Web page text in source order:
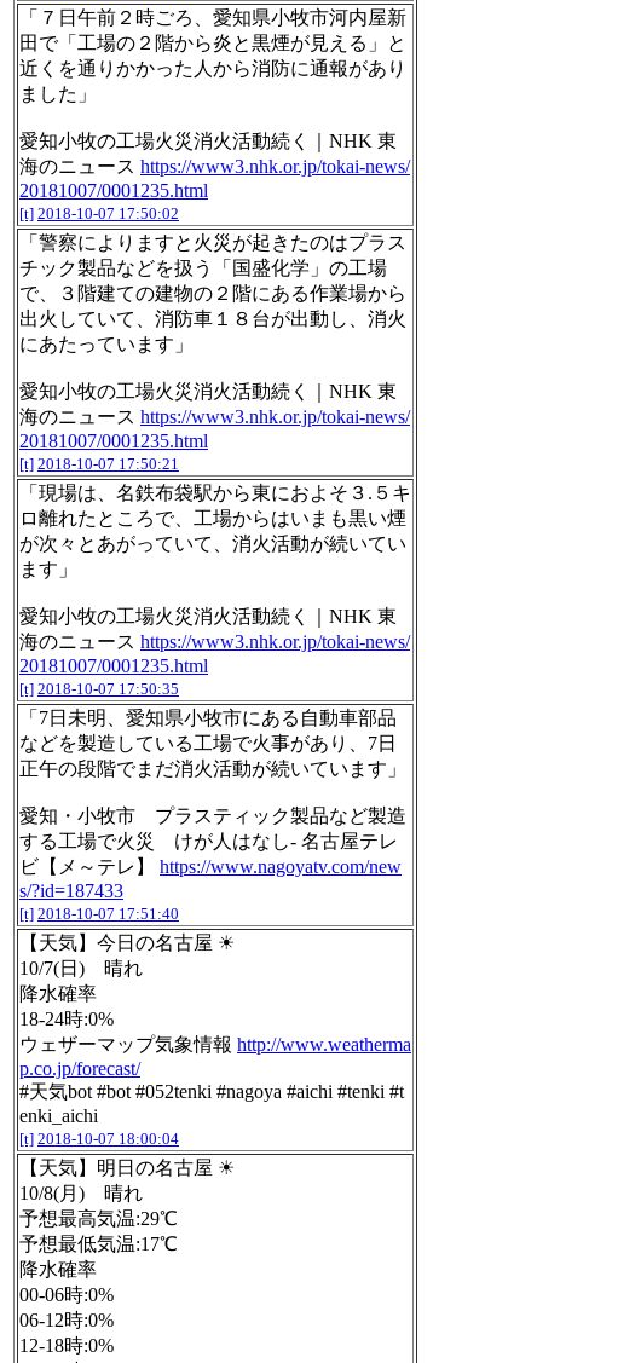
「７日午前２時ごろ、愛知県小牧市河内屋新
田で「工場の２階から炎と黒煙が見える」と
近くを通りかかった人から消防に通報があり
ました」
愛知小牧の工場火災消火活動続く｜NHK 東
海のニュース https://www3.nhk.or.jp/tokai-news/
20181007/0001235.html
[t] 2018-10-07 17:50:02
「警察によりますと火災が起きたのはプラス
チック製品などを扱う「国盛化学」の工場
で、３階建ての建物の２階にある作業場から
出火していて、消防車１８台が出動し、消火
にあたっています」
愛知小牧の工場火災消火活動続く｜NHK 東
海のニュース https://www3.nhk.or.jp/tokai-news/
20181007/0001235.html
[t] 2018-10-07 17:50:21
「現場は、名鉄布袋駅から東におよそ３.５キ
ロ離れたところで、工場からはいまも黒い煙
が次々とあがっていて、消火活動が続いてい
ます」
愛知小牧の工場火災消火活動続く｜NHK 東
海のニュース https://www3.nhk.or.jp/tokai-news/
20181007/0001235.html
[t] 2018-10-07 17:50:35
「7日未明、愛知県小牧市にある自動車部品
などを製造している工場で火事があり、7日
正午の段階でまだ消火活動が続いています」
愛知・小牧市 プラスティック製品など製造
する工場で火災 けが人はなし- 名古屋テレ
ビ【メ～テレ】 https://www.nagoyatv.com/new
s/?id=187433
[t] 2018-10-07 17:51:40
【天気】今日の名古屋 ☀
10/7(日) 晴れ
降水確率
18-24時:0%
ウェザーマップ気象情報 http://www.weatherma
p.co.jp/forecast/
#天気bot #bot #052tenki #nagoya #aichi #tenki #t
enki_aichi
[t] 2018-10-07 18:00:04
【天気】明日の名古屋 ☀
10/8(月) 晴れ
予想最高気温:29℃
予想最低気温:17℃
降水確率
00-06時:0%
06-12時:0%
12-18時:0%